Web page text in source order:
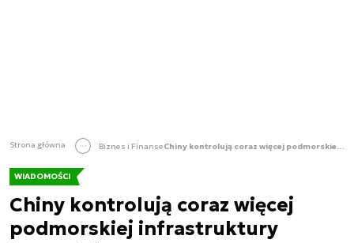
Strona główna Biznes i Finanse Chiny kontrolują coraz więcej podmorskiej infrastruktury łączności
WIADOMOŚCI
Chiny kontrolują coraz więcej
podmorskiej infrastruktury